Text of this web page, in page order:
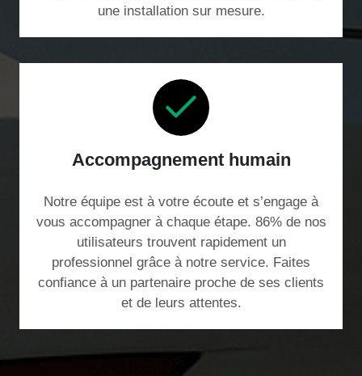
une installation sur mesure.
Accompagnement humain
Notre équipe est à votre écoute et s’engage à
vous accompagner à chaque étape. 86% de nos
utilisateurs trouvent rapidement un
professionnel grâce à notre service. Faites
confiance à un partenaire proche de ses clients
et de leurs attentes.